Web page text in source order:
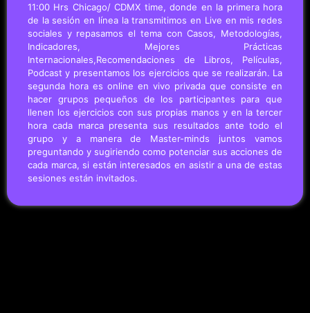
11:00 Hrs Chicago/ CDMX time, donde en la primera hora
de la sesión en línea la transmitimos en Live en mis redes
sociales y repasamos el tema con Casos, Metodologías,
Indicadores, Mejores Prácticas
Internacionales,Recomendaciones de Libros, Películas,
Podcast y presentamos los ejercicios que se realizarán. La
segunda hora es online en vivo privada que consiste en
hacer grupos pequeños de los participantes para que
llenen los ejercicios con sus propias manos y en la tercer
hora cada marca presenta sus resultados ante todo el
grupo y a manera de Master-minds juntos vamos
preguntando y sugiriendo como potenciar sus acciones de
cada marca, si están interesados en asistir a una de estas
sesiones están invitados.